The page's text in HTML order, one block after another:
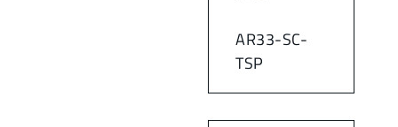
AR33-SC-
TSP